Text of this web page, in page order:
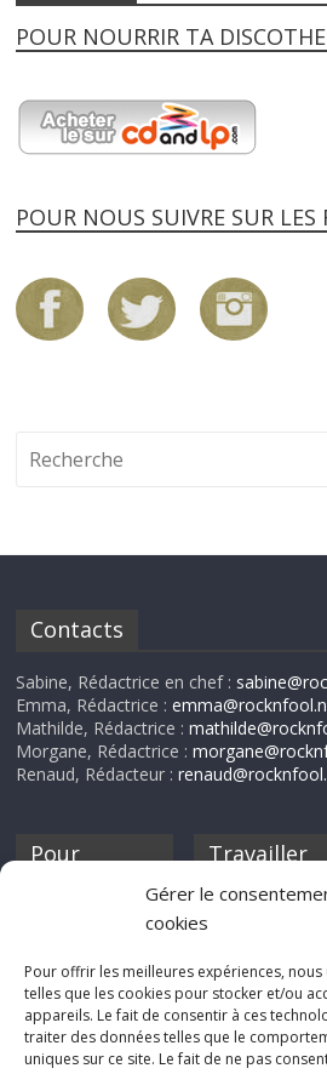
Gérer le
cookies
Pour offrir les meilleures expériences,
telles que les cookies pour stocker et/ou
appareils. Le fait de consentir à ces
traiter des données telles que le
uniques sur ce site. Le fait de ne pas
POUR NOURRIR TA
POUR NOUS SUIVRE SUR LES
Contacts
Sabine, Rédactrice en chef :
Emma, Rédactrice :
Mathilde, Rédactrice :
Morgane, Rédactrice :
Renaud, Rédacteur :
Pour
discothèque
Travailler
Si tu souhaites
Rocknfool,
pas à nous
tes chroniques
concerts, de